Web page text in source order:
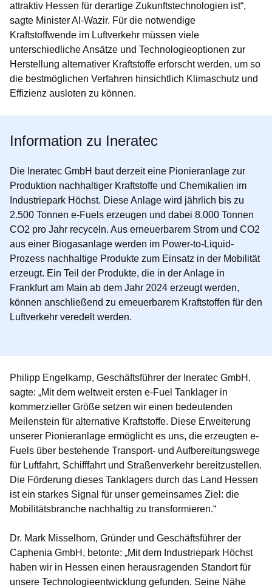
attraktiv Hessen für derartige Zukunftstechnologien ist“,
sagte Minister Al-Wazir. Für die notwendige
Kraftstoffwende im Luftverkehr müssen viele
unterschiedliche Ansätze und Technologieoptionen zur
Herstellung alternativer Kraftstoffe erforscht werden, um so
die bestmöglichen Verfahren hinsichtlich Klimaschutz und
Effizienz ausloten zu können.
Information zu Ineratec
Die Ineratec GmbH baut derzeit eine Pionieranlage zur
Produktion nachhaltiger Kraftstoffe und Chemikalien im
Industriepark Höchst. Diese Anlage wird jährlich bis zu
2.500 Tonnen e-Fuels erzeugen und dabei 8.000 Tonnen
CO2 pro Jahr recyceln. Aus erneuerbarem Strom und CO2
aus einer Biogasanlage werden im Power-to-Liquid-
Prozess nachhaltige Produkte zum Einsatz in der Mobilität
erzeugt. Ein Teil der Produkte, die in der Anlage in
Frankfurt am Main ab dem Jahr 2024 erzeugt werden,
können anschließend zu erneuerbarem Kraftstoffen für den
Luftverkehr veredelt werden.
Philipp Engelkamp, Geschäftsführer der Ineratec GmbH,
sagte: „Mit dem weltweit ersten e-Fuel Tanklager in
kommerzieller Größe setzen wir einen bedeutenden
Meilenstein für alternative Kraftstoffe. Diese Erweiterung
unserer Pionieranlage ermöglicht es uns, die erzeugten e-
Fuels über bestehende Transport- und Aufbereitungswege
für Luftfahrt, Schifffahrt und Straßenverkehr bereitzustellen.
Die Förderung dieses Tanklagers durch das Land Hessen
ist ein starkes Signal für unser gemeinsames Ziel: die
Mobilitätsbranche nachhaltig zu transformieren.“
Dr. Mark Misselhorn, Gründer und Geschäftsführer der
Caphenia GmbH, betonte: „Mit dem Industriepark Höchst
haben wir in Hessen einen herausragenden Standort für
unsere Technologieentwicklung gefunden. Seine Nähe